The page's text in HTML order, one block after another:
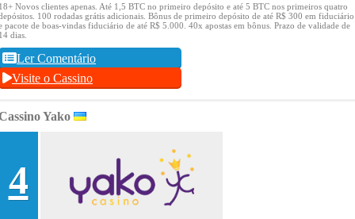
Novos clientes apenas. Até 1,5 BTC no primeiro depósito e até 5 BTC nos primeiros quatro
100 rodadas grátis adicionais. Bônus de primeiro depósito de até R$ 300 em fiduciário
pacote de boas-vindas fiduciário de até R$ 5.000. 40x apostas em bônus. Prazo de validade de
dias.
Ler Comentário
Visite o Cassino
Yako
4